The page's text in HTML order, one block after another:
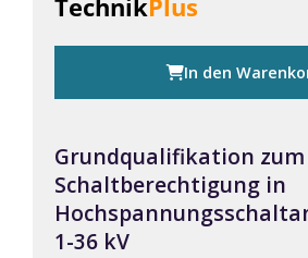
TechnikPlus
In den
Grundqualifikation
Schaltberechtigung in
1-36 kV